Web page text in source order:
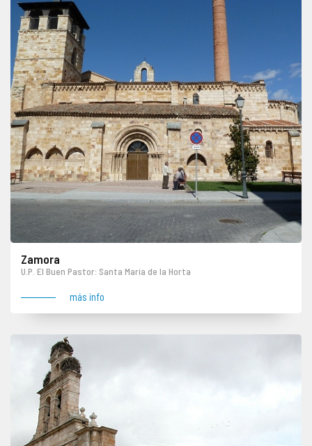
Zamora
U.P. El Buen Pastor: Santa María de la Horta
más info